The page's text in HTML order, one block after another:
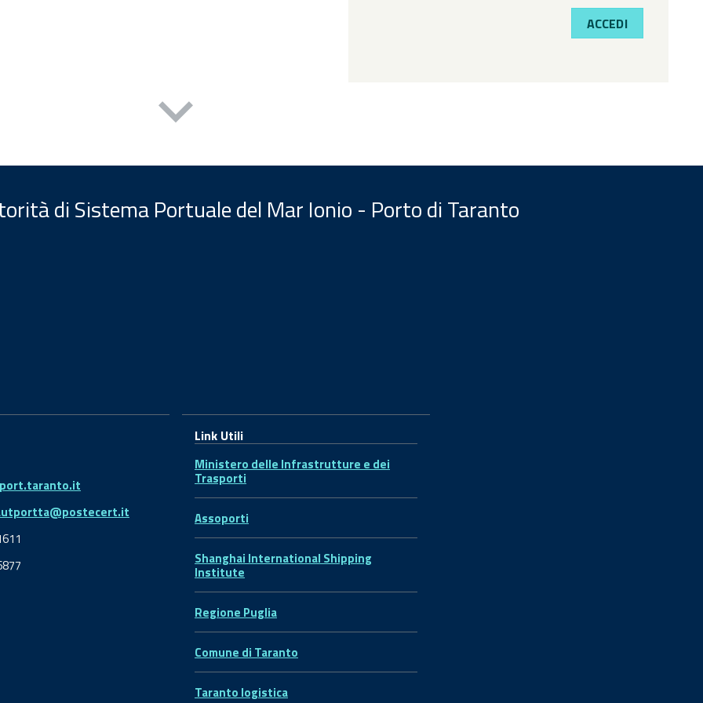
ACCEDI
di Sistema Portuale del Mar Ionio - Porto di Taranto
Link Utili
Ministero delle Infrastrutture e dei
Trasporti
Assoporti
Shanghai International Shipping
Institute
Regione Puglia
Comune di Taranto
Taranto logistica